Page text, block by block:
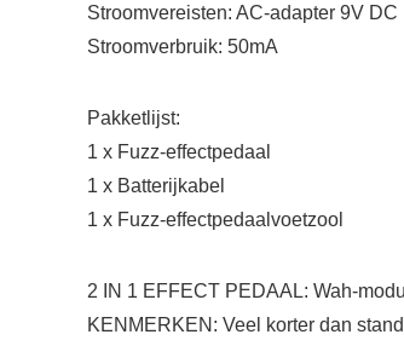
Stroomvereisten: AC-adapter 9V
Stroomverbruik: 50mA
Pakketlijst:
1 x Fuzz-effectpedaal
1 x Batterijkabel
1 x Fuzz-effectpedaalvoetzool
2 IN 1 EFFECT PEDAAL: Wah-
KENMERKEN: Veel korter dan